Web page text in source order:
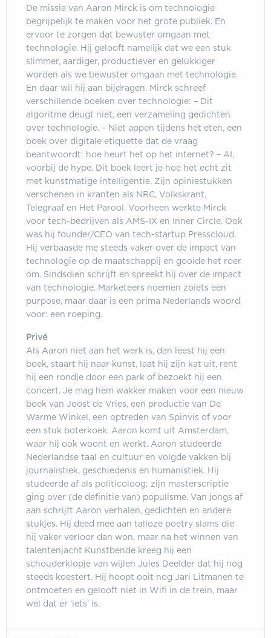
De missie van Aaron Mirck is om technologie
begrijpelijk te maken voor het grote publiek. En
ervoor te zorgen dat bewuster omgaan met
technologie. Hij gelooft namelijk dat we een stuk
slimmer, aardiger, productiever en gelukkiger
worden als we bewuster omgaan met technologie.
En daar wil hij aan bijdragen. Mirck schreef
verschillende boeken over technologie: – Dit
algoritme deugt niet, een verzameling gedichten
over technologie. – Niet appen tijdens het eten, een
boek over digitale etiquette dat de vraag
beantwoordt: hoe heurt het op het internet? – AI,
voorbij de hype. Dit boek leert je hoe het echt zit
met kunstmatige intelligentie. Zijn opiniestukken
verschenen in kranten als NRC, Volkskrant,
Telegraaf en Het Parool. Voorheen werkte Mirck
voor tech-bedrijven als AMS-IX en Inner Circle. Ook
was hij founder/CEO van tech-startup Presscloud.
Hij verbaasde me steeds vaker over de impact van
technologie op de maatschappij en gooide het roer
om. Sindsdien schrijft en spreekt hij over de impact
van technologie. Marketeers noemen zoiets een
purpose, maar daar is een prima Nederlands woord
voor: een roeping.
Privé
Als Aaron niet aan het werk is, dan leest hij een
boek, staart hij naar kunst, laat hij zijn kat uit, rent
hij een rondje door een park of bezoekt hij een
concert. Je mag hem wakker maken voor een nieuw
boek van Joost de Vries, een productie van De
Warme Winkel, een optreden van Spinvis of voor
een stuk boterkoek. Aaron komt uit Amsterdam,
waar hij ook woont en werkt. Aaron studeerde
Nederlandse taal en cultuur en volgde vakken bij
journalistiek, geschiedenis en humanistiek. Hij
studeerde af als politicoloog; zijn masterscriptie
ging over (de definitie van) populisme. Van jongs af
aan schrijft Aaron verhalen, gedichten en andere
stukjes. Hij deed mee aan talloze poetry slams die
hij vaker verloor dan won, maar na het winnen van
talentenjacht Kunstbende kreeg hij een
schouderklopje van wijlen Jules Deelder dat hij nog
steeds koestert. Hij hoopt ooit nog Jari Litmanen te
ontmoeten en gelooft niet in Wifi in de trein, maar
wel dat er ‘iets’ is.